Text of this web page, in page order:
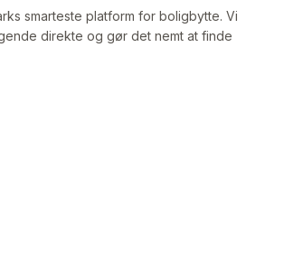
smarteste platform for boligbytte. Vi
direkte og gør det nemt at finde